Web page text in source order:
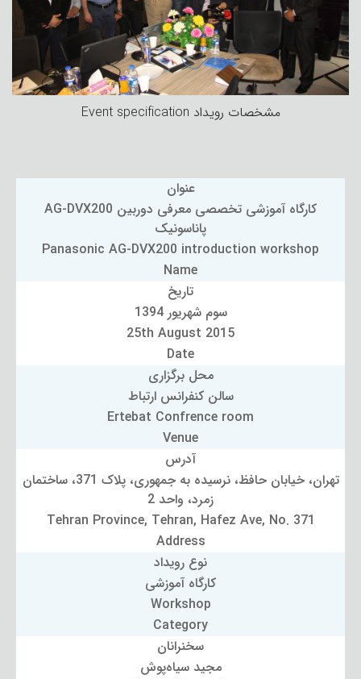
مشخصات رویداد Event specification
عنوان
کارگاه آموزشی تخصصی معرفی دوربین AG-DVX200
پاناسونیک
Panasonic AG-DVX200 introduction workshop
Name
تاریخ
سوم شهریور 1394
25th August 2015
Date
محل برگزاری
سالن کنفرانس ارتباط
Ertebat Confrence room
Venue
آدرس
تهران، خیابان حافظ، نرسیده به جمهوری، پلاک 371، ساختمان
زمرد، واحد 2
Tehran Province, Tehran, Hafez Ave, No. 371
Address
نوع رویداد
کارگاه آموزشی
Workshop
Category
سخنرانان
مجید سیاه‌پوش